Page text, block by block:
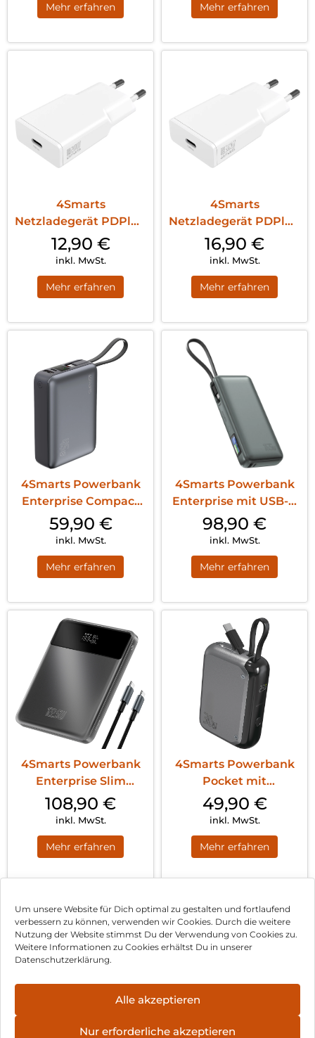
Um unsere Website für Dich optimal zu gestalten und fortlaufend
verbessern zu können, verwenden wir Cookies. Durch die weitere
Nutzung der Website stimmst Du der Verwendung von Cookies zu.
Weitere Informationen zu Cookies erhältst Du in unserer
Datenschutzerklärung.
Alle akzeptieren
Nur erforderliche akzeptieren
Mehr erfahren Mehr erfahren
4Smarts
Netzladegerät PDPlug
Slim 20W GaN 1C Weiß
12,90 €
inkl. MwSt.
Mehr erfahren
4Smarts
Netzladegerät PDPlug
Slim 30W GaN 1C Weiß
16,90 €
inkl. MwSt.
Mehr erfahren
4Smarts Powerbank
Enterprise Compact
20000 mAh 45W...
59,90 €
inkl. MwSt.
Mehr erfahren
4Smarts Powerbank
Enterprise mit USB-C
Kabel 20000...
98,90 €
inkl. MwSt.
Mehr erfahren
4Smarts Powerbank
Enterprise Slim
20000mAh 122.5W...
108,90 €
inkl. MwSt.
Mehr erfahren
4Smarts Powerbank
Pocket mit
integriertem USB-C
Ka...
49,90 €
inkl. MwSt.
Mehr erfahren
1 2 3 … 9 Nächste
Impressum